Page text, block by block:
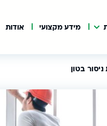
מידע מקצועי אודות
בטון